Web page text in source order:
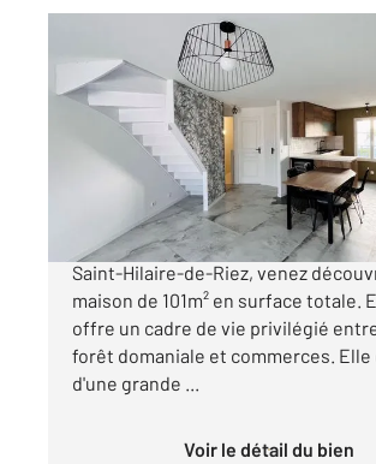
ST HILAIRE DE RIEZ 85
78,89 m2 , 4 pièces
Ref : 6149
Maison à vendre
266 000 €
Au cœur du quartier prisé de Sion
Saint-Hilaire-de-Riez, venez
maison de 101m² en surface totale.
offre un cadre de vie privilégié
forêt domaniale et commerces. Elle
d'une grande ...
Voir le détail du bien